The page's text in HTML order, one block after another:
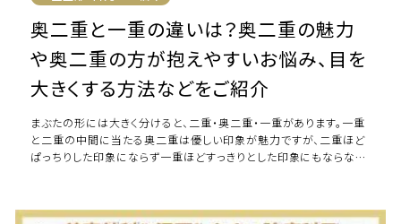
奥二重と一重の違いは？奥二重の魅力
や奥二重の方が抱えやすいお悩み、目を
大きくする方法などをご紹介
まぶたの形には大きく分けると、二重・奥二重・一重があります。一重
と二重の中間に当たる奥二重は優しい印象が魅力ですが、二重ほど
ぱっちりした印象にならず一重ほどすっきりとした印象にもならない